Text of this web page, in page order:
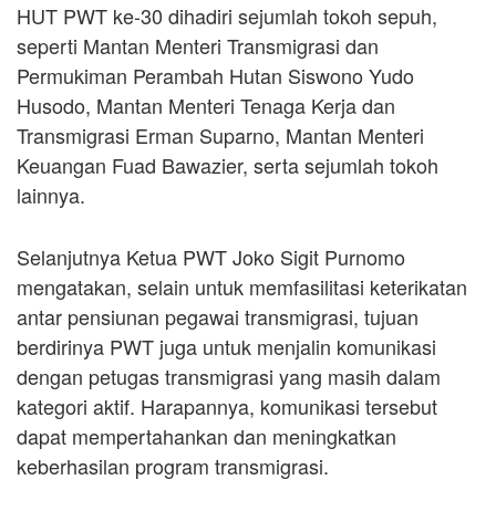
HUT PWT ke-30 dihadiri sejumlah tokoh sepuh,
seperti Mantan Menteri Transmigrasi dan
Permukiman Perambah Hutan Siswono Yudo
Husodo, Mantan Menteri Tenaga Kerja dan
Transmigrasi Erman Suparno, Mantan Menteri
Keuangan Fuad Bawazier, serta sejumlah tokoh
lainnya.
Selanjutnya Ketua PWT Joko Sigit Purnomo
mengatakan, selain untuk memfasilitasi keterikatan
antar pensiunan pegawai transmigrasi, tujuan
berdirinya PWT juga untuk menjalin komunikasi
dengan petugas transmigrasi yang masih dalam
kategori aktif. Harapannya, komunikasi tersebut
dapat mempertahankan dan meningkatkan
keberhasilan program transmigrasi.